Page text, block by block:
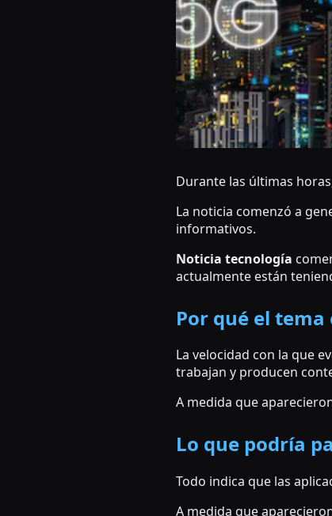
Durante las últimas
La noticia comenzó a
informativos.
Noticia tecnología
actualmente están
Por qué el
La velocidad con la que
trabajan y producen
A medida que
Lo que podría
Todo indica que las
A medida que